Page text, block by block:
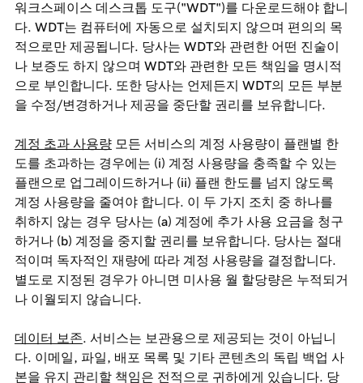
워크스페이스 데스크톱 도구("WDT")를 다운로드해야 합니
다. WDT는 컴퓨터에 자동으로 설치되지 않으며 편의의 목
적으로만 제공됩니다. 당사는 WDT와 관련한 어떤 진술이
나 보증도 하지 않으며 WDT와 관련한 모든 책임을 명시적
으로 부인합니다. 또한 당사는 언제든지 WDT의 모든 부분
을 수정/변경하거나 제공을 중단할 권리를 보유합니다.
계정 초과 사용량모든 서비스의 계정 사용량이 플랜별 한
도를 초과하는 경우에는 (i) 계정 사용량을 충족할 수 있는
플랜으로 업그레이드하거나 (ii) 플랜 한도를 넘지 않도록
계정 사용량을 줄여야 합니다. 이 두 가지 조치 중 하나를
취하지 않는 경우 당사는 (a) 계정에 추가 사용 요금을 청구
하거나 (b) 계정을 중지할 권리를 보유합니다. 당사는 절대
적이며 독자적인 재량에 따라 계정 사용량을 결정합니다.
별도로 지정된 경우가 아니면 미사용 월 할당량은 누적되거
나 이월되지 않습니다.
데이터 보존 . 서비스는 보관용으로 제공되는 것이 아닙니
다. 이메일, 파일, 배포 목록 및 기타 콘텐츠의 독립 백업 사
본을 유지 관리할 책임은 전적으로 귀하에게 있습니다. 당